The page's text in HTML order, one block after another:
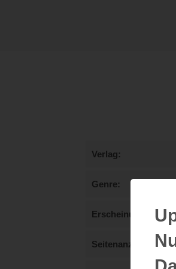
Verlag
Genre
Erscheinungstermin
Seitenanzahl